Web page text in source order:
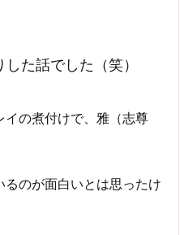
た話でした（笑）
イの煮付けで、雅（志尊
のが面白いとは思ったけ